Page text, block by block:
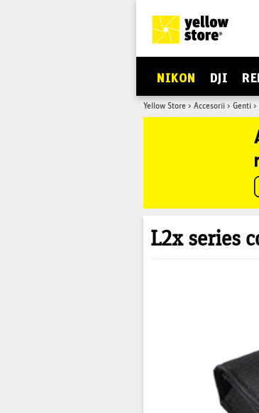
NIKON DJI
Yellow Store>Accesorii>Genti>
L2x series